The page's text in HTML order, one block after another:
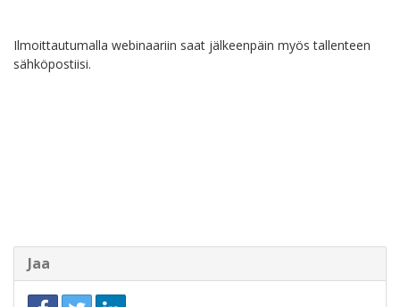
Ilmoittautumalla webinaariin saat jälkeenpäin myös tallenteen
sähköpostiisi.
Jaa